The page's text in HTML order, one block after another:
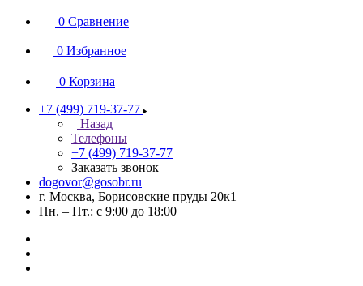
0 Сравнение
0 Избранное
0 Корзина
+7 (499) 719-37-77
Назад
Телефоны
+7 (499) 719-37-77
Заказать звонок
dogovor@gosobr.ru
г. Москва, Борисовские пруды 20к1
Пн. – Пт.: с 9:00 до 18:00